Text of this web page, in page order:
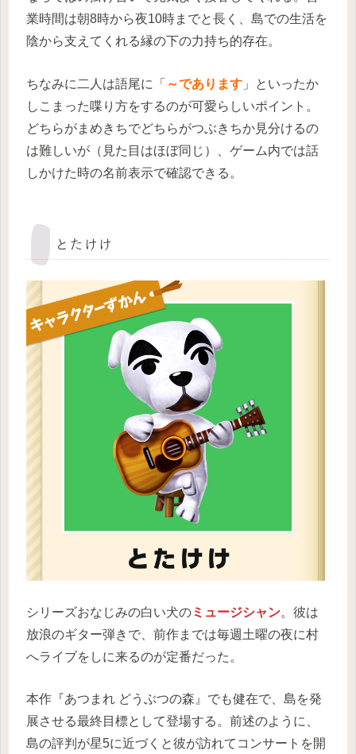
業時間は朝8時から夜10時までと長く、島での生活を
陰から支えてくれる縁の下の力持ち的存在。
ちなみに二人は語尾に「 ～であります 」といったか
しこまった喋り方をするのが可愛らしいポイント。
どちらがまめきちでどちらがつぶきちか見分けるの
は難しいが（見た目はほぼ同じ）、ゲーム内では話
しかけた時の名前表示で確認できる。
とたけけ
シリーズおなじみの白い犬のミュージシャン。彼は
放浪のギター弾きで、前作までは毎週土曜の夜に村
へライブをしに来るのが定番だった。
本作『あつまれ どうぶつの森』でも健在で、島を発
展させる最終目標として登場する。前述のように、
島の評判が星5に近づくと彼が訪れてコンサートを開